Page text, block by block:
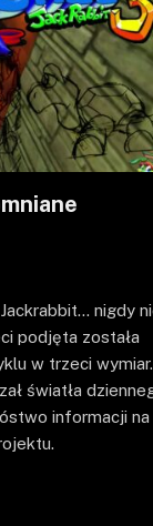
nigdy
podjęta została
w trzeci
światła
informacji na